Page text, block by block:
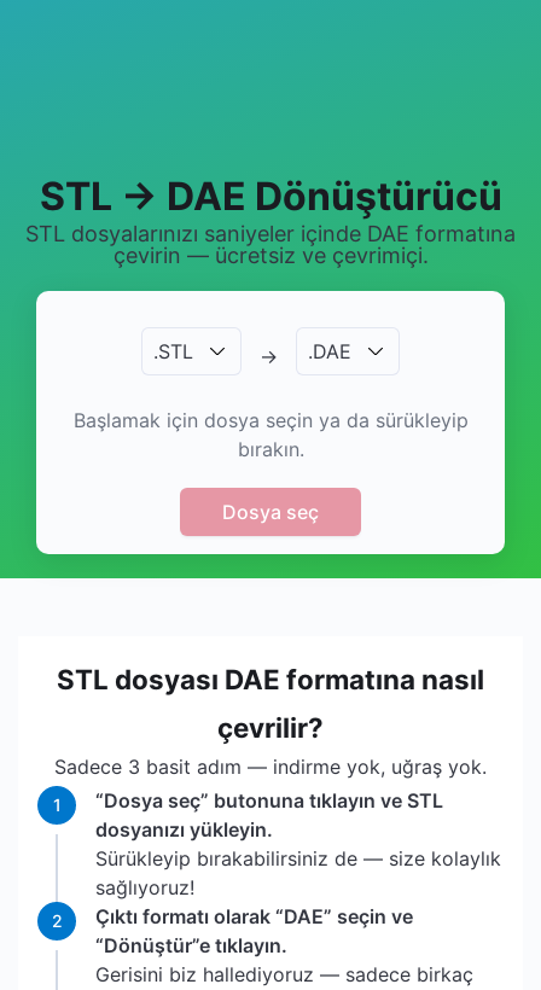
STL → DAE Dönüştürücü
STL dosyalarınızı saniyeler içinde DAE formatına
çevirin — ücretsiz ve çevrimiçi.
.STL → .DAE
Başlamak için dosya seçin ya da sürükleyip
bırakın.
Dosya seç
STL dosyası DAE formatına nasıl
çevrilir?
Sadece 3 basit adım — indirme yok, uğraş yok.
1
“Dosya seç” butonuna tıklayın ve STL
dosyanızı yükleyin.
Sürükleyip bırakabilirsiniz de — size kolaylık
sağlıyoruz!
2
Çıktı formatı olarak “DAE” seçin ve
“Dönüştür”e tıklayın.
Gerisini biz hallediyoruz — sadece birkaç